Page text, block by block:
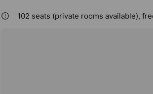
102 seats (private rooms available),